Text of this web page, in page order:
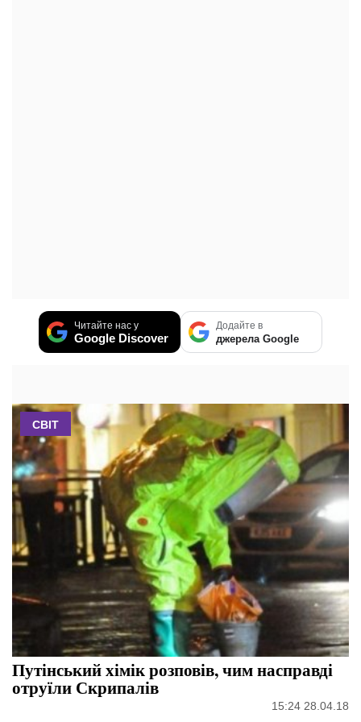
Читайте нас у
Google Discover
Додайте в
джерела Google
СВІТ
Путінський хімік розповів, чим насправді
отруїли Скрипалів
15:24 28.04.18